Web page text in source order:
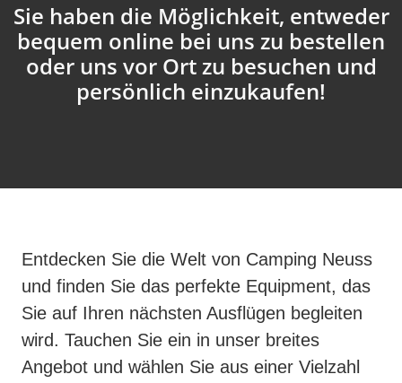
Sie haben die Möglichkeit, entweder
bequem online bei uns zu bestellen
oder uns vor Ort zu besuchen und
persönlich einzukaufen!
Entdecken Sie die Welt von Camping Neuss
und finden Sie das perfekte Equipment, das
Sie auf Ihren nächsten Ausflügen begleiten
wird. Tauchen Sie ein in unser breites
Angebot und wählen Sie aus einer Vielzahl